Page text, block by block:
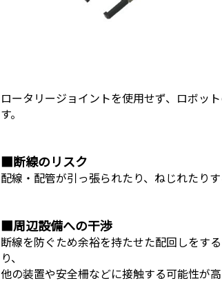
ロータリージョイントを使用せず、ロボッ
す。
■断線のリスク
配線・配管が引っ張られたり、ねじれたり
■周辺設備への干渉
断線を防ぐため余裕を持たせた配回しをす
り、
他の装置や安全柵などに接触する可能性が高